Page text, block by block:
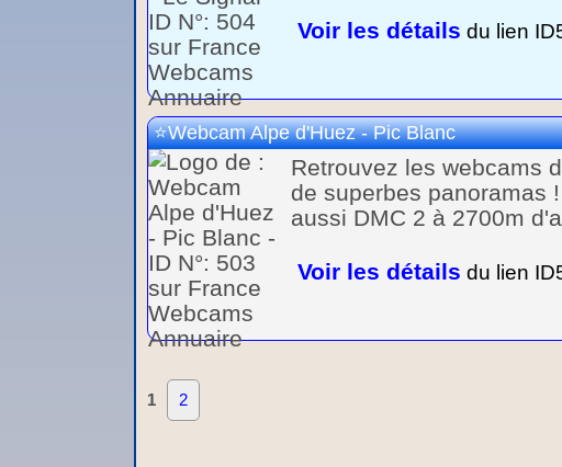
Voir les détails du lien
Webcam Alpe d'Huez - Pic Blanc
Retrouvez les webcams
de superbes panoramas
aussi DMC 2 à 2700m
Voir les détails du lien
1 2